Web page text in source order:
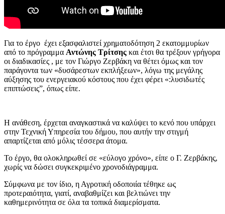
Για το έργο έχει εξασφαλιστεί χρηματοδότηση 2 εκατομμυρίων
από το πρόγραμμα Αντώνης Τρίτσης και έτσι θα τρέξουν γρήγορα
οι διαδικασίες , με τον Γιώργο Ζερβάκη να θέτει όμως και τον
παράγοντα των «δυσάρεστων εκπλήξεων», λόγω της μεγάλης
αύξησης του ενεργειακού κόστους που έχει φέρει «:λυσιδωτές
επιπτώσεις”, όπως είπε.
Η ανάθεση, έρχεται αναγκαστικά να καλύψει το κενό που υπάρχει
στην Τεχνική Υπηρεσία του δήμου, που αυτήν την στιγμή
απαρτίζεται από μόλις τέσσερα άτομα.
Το έργο, θα ολοκληρωθεί σε «εύλογο χρόνο», είπε ο Γ. Ζερβάκης,
χωρίς να δώσει συγκεκριμένο χρονοδιάγραμμα.
Σύμφωνα με τον ίδιο, η Αγροτική οδοποιία τέθηκε ως
προτεραιότητα, γιατί, αναβαθμίζει και βελτιώνει την
καθημερινότητα σε όλα τα τοπικά διαμερίσματα.